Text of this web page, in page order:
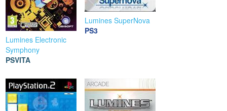
Lumines Electronic
Symphony
PSVITA
Lumines SuperNova
PS3